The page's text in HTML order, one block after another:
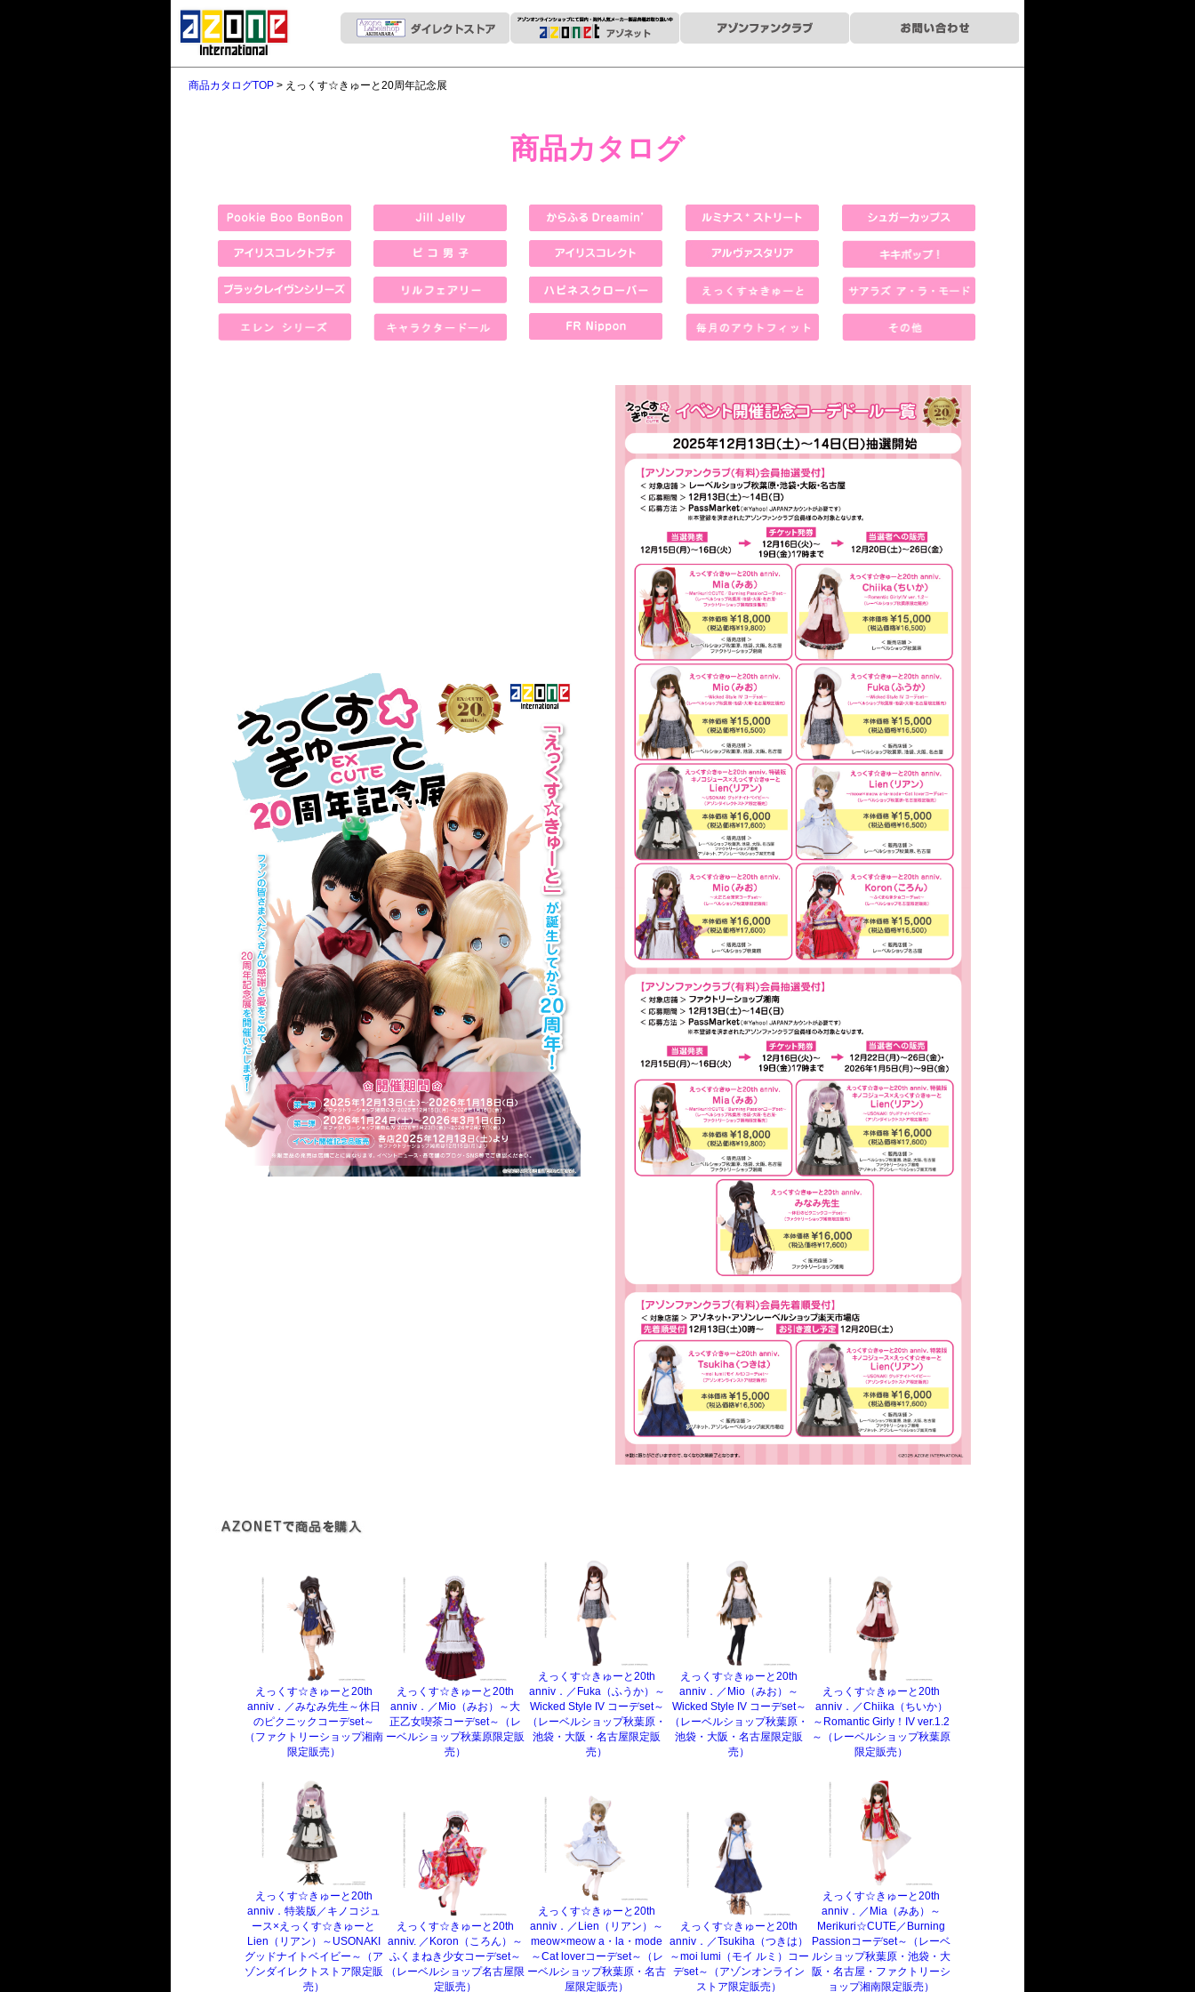
商品カタログTOP > えっくす☆きゅーと20周年記念展
商品カタログ
えっくす☆きゅーと20th
anniv．／みなみ先生～休日
のピクニックコーデset～
（ファクトリーショップ湘南
限定販売）
えっくす☆きゅーと20th
anniv．／Mio（みお）～大
正乙女喫茶コーデset～（レ
ーベルショップ秋葉原限定販
売）
えっくす☆きゅーと20th
anniv．／Fuka（ふうか）～
Wicked Style IV コーデset～
（レーベルショップ秋葉原・
池袋・大阪・名古屋限定販
売）
えっくす☆きゅーと20th
anniv．／Mio（みお）～
Wicked Style IV コーデset～
（レーベルショップ秋葉原・
池袋・大阪・名古屋限定販
売）
えっくす☆きゅーと20th
anniv．／Chiika（ちいか）
～Romantic Girly！IV ver.1.2
～（レーベルショップ秋葉原
限定販売）
えっくす☆きゅーと20th
anniv．特装版／キノコジュ
ース×えっくす☆きゅーと
Lien（リアン）～USONAKI
グッドナイトベイビー～（ア
ゾンダイレクトストア限定販
売）
えっくす☆きゅーと20th
anniv. ／Koron（ころん）～
ふくまねき少女コーデset～
（レーベルショップ名古屋限
定販売）
えっくす☆きゅーと20th
anniv．／Lien（リアン）～
meow×meow a・la・mode
～Cat loverコーデset～（レ
ーベルショップ秋葉原・名古
屋限定販売）
えっくす☆きゅーと20th
anniv．／Tsukiha（つきは）
～moi lumi（モイ ルミ）コー
デset～（アゾンオンライン
ストア限定販売）
えっくす☆きゅーと20th
anniv．／Mia（みあ）～
Merikuri☆CUTE／Burning
Passionコーデset～（レーベ
ルショップ秋葉原・池袋・大
阪・名古屋・ファクトリーシ
ョップ湘南限定販売）